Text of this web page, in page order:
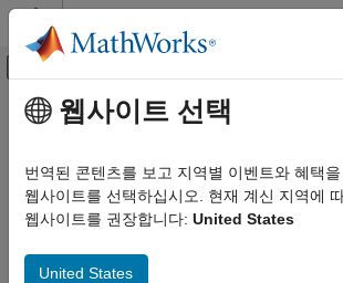
콘텐츠로 바로 가기
오프캔버스 탐색 메뉴 토
리소스
상태
주요 콘텐츠
웹사이트 선택
번역된 콘텐츠를 보고 지역별 이벤트와 혜택
웹사이트를 선택하십시오. 현재 계신 지역에
웹사이트를 권장합니다: United States
United States